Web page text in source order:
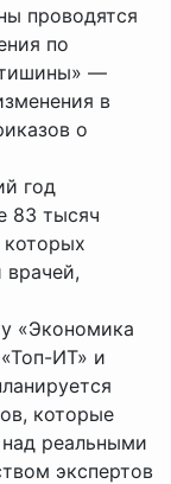
проводятся
по
тишины» —
в
о
год
83 тысяч
врачей,
«Экономика
ИТ» и
которые
реальными
экспертов